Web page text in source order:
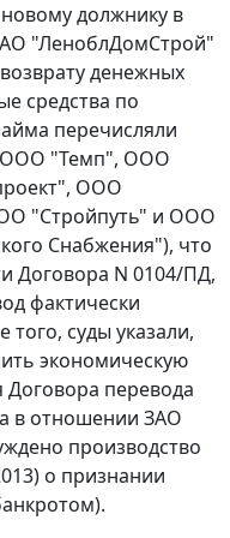
должнику в
"ЛеноблДомСтрой"
денежных
средства по
перечисляли
"Темп", ООО
ООО
"Стройпуть" и ООО
Снабжения"), что
Договора N 0104/ПД,
фактически
суды указали,
экономическую
Договора перевода
в отношении ЗАО
производство
о признании